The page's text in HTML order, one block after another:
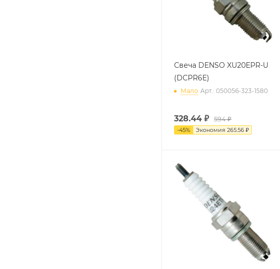
Свеча DENSO XU20EPR-U
(DCPR6E)
Мало Арт.: 050056-323-1580
328.44 ₽ 594 ₽
-45% Экономия 265.56 ₽